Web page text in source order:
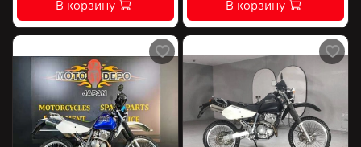
В корзину В корзину